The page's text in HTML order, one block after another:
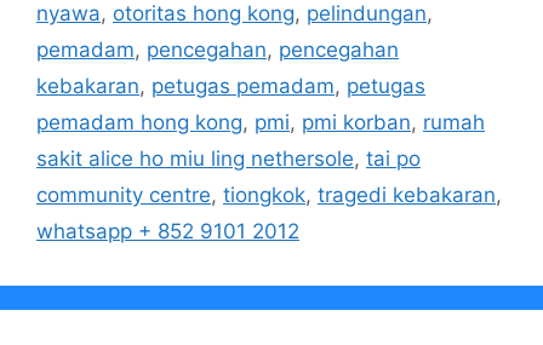
nyawa, otoritas hong kong, pelindungan,
pemadam, pencegahan, pencegahan
kebakaran, petugas pemadam, petugas
pemadam hong kong, pmi, pmi korban, rumah
sakit alice ho miu ling nethersole, tai po
community centre, tiongkok, tragedi kebakaran,
whatsapp + 852 9101 2012